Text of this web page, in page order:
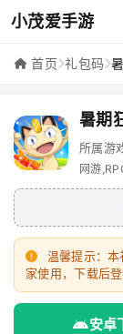
小茂爱手游
暑期狂欢
首页 礼包码
暑期
所属游
网游
温馨提示：
家使用，下载后登
安卓